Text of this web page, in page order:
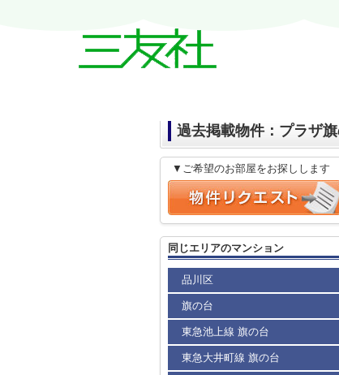
過去掲載物件：プラザ
▼ご希望のお部屋をお探しします
同じエリアのマンション
品川区
旗の台
東急池上線 旗の台
東急大井町線 旗の台